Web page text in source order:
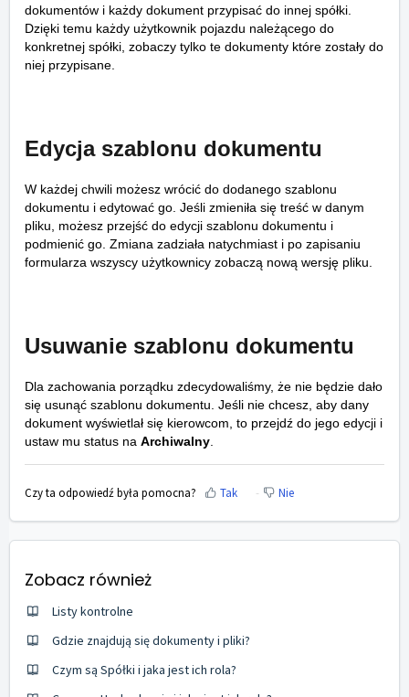
dokumentów i każdy dokument przypisać do innej spółki.
Dzięki temu każdy użytkownik pojazdu należącego do
konkretnej spółki, zobaczy tylko te dokumenty które zostały do
niej przypisane.
Edycja szablonu dokumentu
W każdej chwili możesz wrócić do dodanego szablonu
dokumentu i edytować go. Jeśli zmieniła się treść w danym
pliku, możesz przejść do edycji szablonu dokumentu i
podmienić go. Zmiana zadziała natychmiast i po zapisaniu
formularza wszyscy użytkownicy zobaczą nową wersję pliku.
Usuwanie szablonu dokumentu
Dla zachowania porządku zdecydowaliśmy, że nie będzie dało
się usunąć szablonu dokumentu. Jeśli nie chcesz, aby dany
dokument wyświetlał się kierowcom, to przejdź do jego edycji i
ustaw mu status na Archiwalny
Czy ta odpowiedź była pomocna? Tak Nie
Zobacz również
Listy kontrolne
Gdzie znajdują się dokumenty i pliki?
Czym są Spółki i jaka jest ich rola?